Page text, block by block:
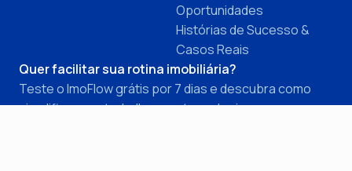
Oportunidades
Histórias de Sucesso &
Casos Reais
Quer facilitar sua rotina imobiliária?
Teste o ImoFlow grátis por 7 dias e descubra como
simplificar seu trabalho com tecnologia.